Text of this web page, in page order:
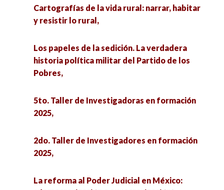
Cartografías de la vida rural: narrar, habitar
y resistir lo rural,
Los papeles de la sedición. La verdadera
historia política militar del Partido de los
Pobres,
5to. Taller de Investigadoras en formación
2025,
2do. Taller de Investigadores en formación
2025,
La reforma al Poder Judicial en México: